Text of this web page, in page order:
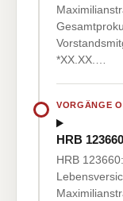
*XX.XX.…
VORGÄNGE
HRB 123660
HRB